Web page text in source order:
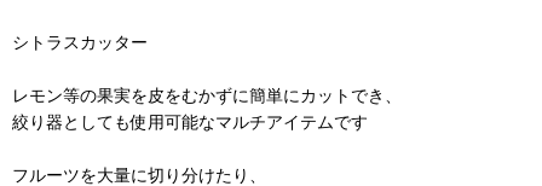
シトラスカッター
レモン等の果実を皮をむかずに簡単にカットでき、
絞り器としても使用可能なマルチアイテムです
フルーツを大量に切り分けたり、